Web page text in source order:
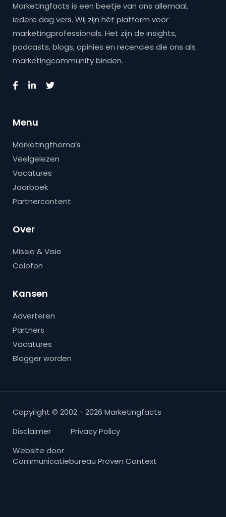
Marketingfacts is een beetje van ons allemaal,
iedere dag vers. Wij zijn hét platform voor
marketingprofessionals. Het zijn de insights,
podcasts, blogs, opinies en recencies die ons als
marketingcommunity binden.
Menu
Marketingthema’s
Veelgelezen
Vacatures
Jaarboek
Partnercontent
Over
Missie & Visie
Colofon
Kansen
Adverteren
Partners
Vacatures
Blogger worden
Copyright © 2002 - 2026 Marketingfacts
Disclaimer
Privacy Policy
Website door
Communicatiebureau Proven Context